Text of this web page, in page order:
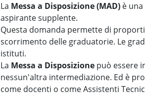
La Messa a Disposizione (MAD) è
aspirante supplente.
Questa domanda permette di
scorrimento delle graduatorie. Le
istituti.
La Messa a Disposizione può essere
nessun'altra intermediazione. Ed è
come docenti o come Assistenti